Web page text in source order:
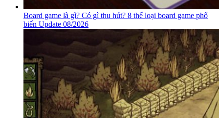
Board game là gì? Có gì thu hút? 8 thể loại board game phổ
biến Update 08/2026